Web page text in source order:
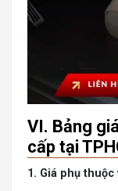
VI. Bảng
cấp tại
1. Giá phụ